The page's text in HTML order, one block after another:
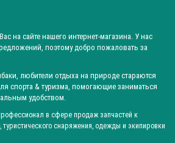
на сайте нашего интернет-магазина. У нас
поэтому добро пожаловать за
любители отдыха на природе стараются
спорта & туризма, помогающие заниматься
удобством.
в сфере продаж запчастей к
снаряжения, одежды и экипировки